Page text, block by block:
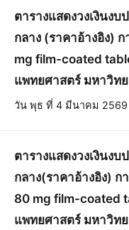
ตารางแสดงวงเงินง
กลาง (ราคาอ้างอิง)
mg film-coated
แพทยศาสตร์ มหาวิท
วัน พุธ ที่ 4 มีนาคม 2569
ตารางแสดงวงเงินง
กลาง(ราคาอ้างอิง)
80 mg film-coated
แพทยศาสตร์ มหาวิท